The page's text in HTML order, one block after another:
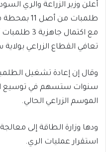
طلمبات من
مع اكتمال
تعافي القطاع الزراعي بولاية
وقال إن إعادة تشغيل
سنوات ستسهم في توسيع
الموسم الزراعي الحالي.
ودها وزارة الطاقة إلى
استقرار عمليات الري.